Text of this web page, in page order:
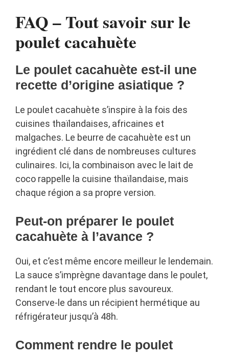
FAQ – Tout savoir sur le
poulet cacahuète
Le poulet cacahuète est-il une
recette d’origine asiatique ?
Le poulet cacahuète s’inspire à la fois des
cuisines thaïlandaises, africaines et
malgaches. Le beurre de cacahuète est un
ingrédient clé dans de nombreuses cultures
culinaires. Ici, la combinaison avec le lait de
coco rappelle la cuisine thaïlandaise, mais
chaque région a sa propre version.
Peut-on préparer le poulet
cacahuète à l’avance ?
Oui, et c’est même encore meilleur le lendemain.
La sauce s’imprègne davantage dans le poulet,
rendant le tout encore plus savoureux.
Conserve-le dans un récipient hermétique au
réfrigérateur jusqu’à 48h.
Comment rendre le poulet